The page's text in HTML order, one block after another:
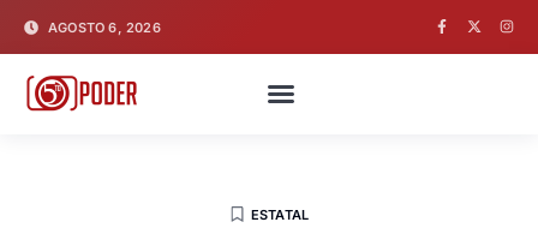
AGOSTO 6, 2026
ESTATAL